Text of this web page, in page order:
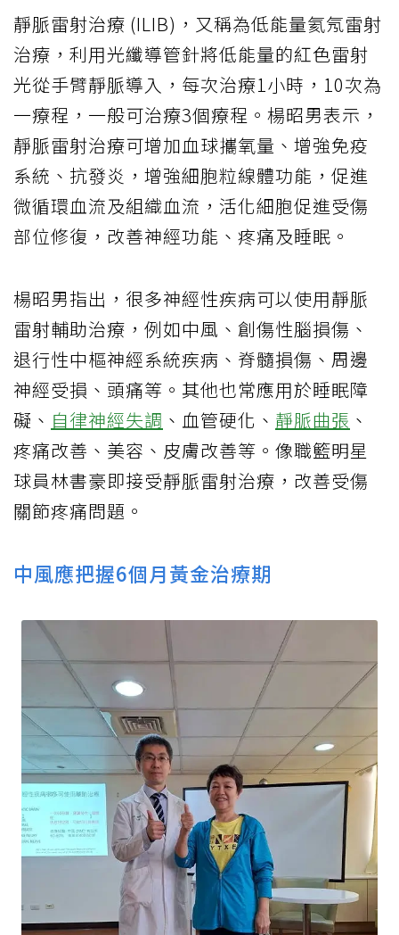
靜脈雷射治療 (ILIB)，又稱為低能量氦氖雷射
治療，利用光纖導管針將低能量的紅色雷射
光從手臂靜脈導入，每次治療1小時，10次為
一療程，一般可治療3個療程。楊昭男表示，
靜脈雷射治療可增加血球攜氧量、增強免疫
系統、抗發炎，增強細胞粒線體功能，促進
微循環血流及組織血流，活化細胞促進受傷
部位修復，改善神經功能、疼痛及睡眠。
楊昭男指出，很多神經性疾病可以使用靜脈
雷射輔助治療，例如中風、創傷性腦損傷、
退行性中樞神經系統疾病、脊髓損傷、周邊
神經受損、頭痛等。其他也常應用於睡眠障
礙、 自律神經失調 、血管硬化、 靜脈曲張 、
疼痛改善、美容、皮膚改善等。像職籃明星
球員林書豪即接受靜脈雷射治療，改善受傷
關節疼痛問題。
中風應把握6個月黃金治療期